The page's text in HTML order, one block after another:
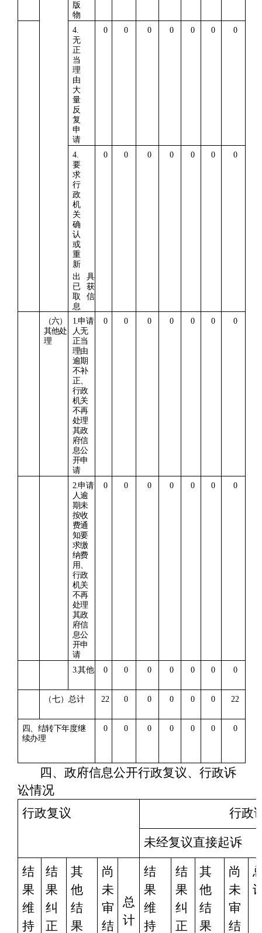
版
物
4.
无
正
当
理
由
大
量
反
复
申
请
0 0 0 0 0 0 0
4.
要
求
行
政
机
关
确
认
或
重
新
出具
已获
取信
息
0 0 0 0 0 0 0
（六）
其他处
理
1.申请
人无
正当
理由
逾期
不补
正、
行政
机关
不再
处理
其政
府信
息公
开申
请
0 0 0 0 0 0 0
2.申请
人逾
期未
按收
费通
知要
求缴
纳费
用、
行政
机关
不再
处理
其政
府信
息公
开申
请
0 0 0 0 0 0 0
3.其他 0 0 0 0 0 0 0
（七）总计 22 0 0 0 0 0 22
四、结转下年度继
续办理
0 0 0 0 0 0 0
四、政府信息公开行政复议、行政诉
讼情况
行政复议 行政
未经复议直接起诉
结
果
维
持
结
果
纠
正
其
他
结
果
尚
未
审
结
总
计
结
果
维
持
结
果
纠
正
其
他
结
果
尚
未
审
结